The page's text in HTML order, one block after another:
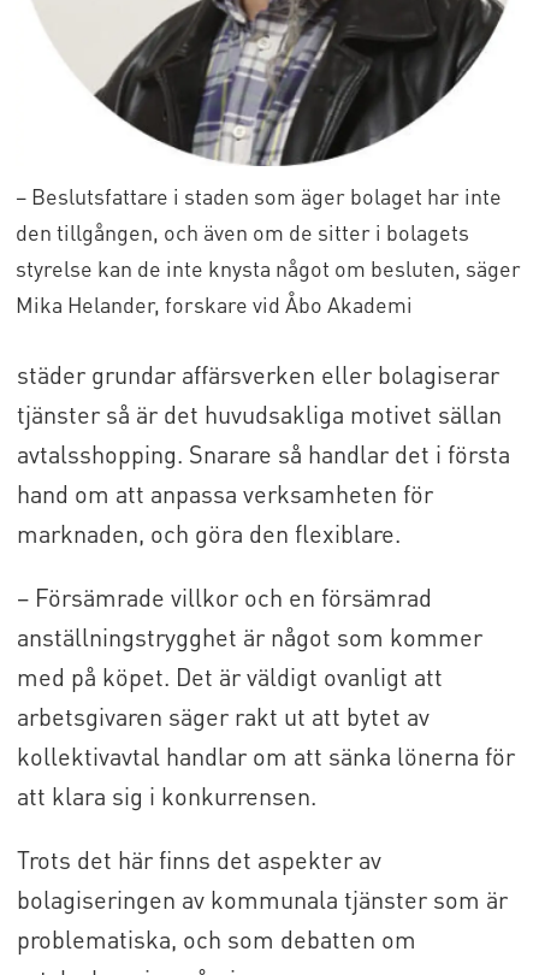
– Beslutsfattare i staden som äger bolaget har inte
den tillgången, och även om de sitter i bolagets
styrelse kan de inte knysta något om besluten, säger
Mika Helander, forskare vid Åbo Akademi
städer grundar affärsverken eller bolagiserar
tjänster så är det huvudsakliga motivet sällan
avtalsshopping. Snarare så handlar det i första
hand om att anpassa verksamheten för
marknaden, och göra den flexiblare.
– Försämrade villkor och en försämrad
anställningstrygghet är något som kommer
med på köpet. Det är väldigt ovanligt att
arbetsgivaren säger rakt ut att bytet av
kollektivavtal handlar om att sänka lönerna för
att klara sig i konkurrensen.
Trots det här finns det aspekter av
bolagiseringen av kommunala tjänster som är
problematiska, och som debatten om